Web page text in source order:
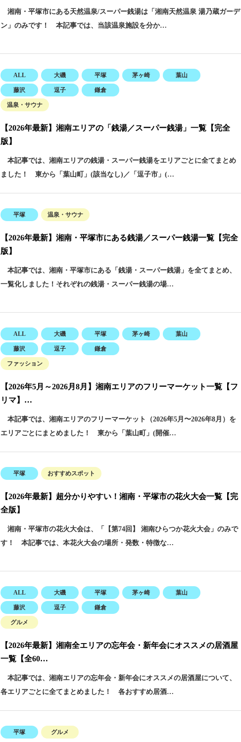
湘南・平塚市にある天然温泉/スーパー銭湯は「湘南天然温泉 湯乃蔵ガーデ
ン」のみです！ 本記事では、当該温泉施設を分か…
ALL 大磯 平塚 茅ヶ崎 葉山
藤沢 逗子 鎌倉
温泉・サウナ
【2026年最新】湘南エリアの「銭湯／スーパー銭湯」一覧【完全
版】
本記事では、湘南エリアの銭湯・スーパー銭湯をエリアごとに全てまとめ
ました！ 東から「葉山町」(該当なし)／「逗子市」(…
平塚 温泉・サウナ
【2026年最新】湘南・平塚市にある銭湯／スーパー銭湯一覧【完全
版】
本記事では、湘南・平塚市にある「銭湯・スーパー銭湯」を全てまとめ、
一覧化しました！それぞれの銭湯・スーパー銭湯の場…
ALL 大磯 平塚 茅ヶ崎 葉山
藤沢 逗子 鎌倉
ファッション
【2026年5月～2026月8月】湘南エリアのフリーマーケット一覧【フ
リマ】…
本記事では、湘南エリアのフリーマーケット（2026年5月〜2026年8月）を
エリアごとにまとめました！ 東から「葉山町」(開催…
平塚 おすすめスポット
【2026年最新】超分かりやすい！湘南・平塚市の花火大会一覧【完
全版】
湘南・平塚市の花火大会は、「【第74回】 湘南ひらつか花火大会」のみで
す！ 本記事では、本花火大会の場所・発数・特徴な…
ALL 大磯 平塚 茅ヶ崎 葉山
藤沢 逗子 鎌倉
グルメ
【2026年最新】湘南全エリアの忘年会・新年会にオススメの居酒屋
一覧【全60…
本記事では、湘南エリアの忘年会・新年会にオススメの居酒屋について、
各エリアごとに全てまとめました！ 各おすすめ居酒…
平塚 グルメ